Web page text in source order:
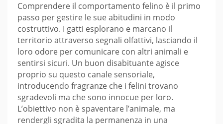
Comprendere il comportamento felino è il primo
passo per gestire le sue abitudini in modo
costruttivo. I gatti esplorano e marcano il
territorio attraverso segnali olfattivi, lasciando il
loro odore per comunicare con altri animali e
sentirsi sicuri. Un buon disabituante agisce
proprio su questo canale sensoriale,
introducendo fragranze che i felini trovano
sgradevoli ma che sono innocue per loro.
L’obiettivo non è spaventare l’animale, ma
rendergli sgradita la permanenza in una